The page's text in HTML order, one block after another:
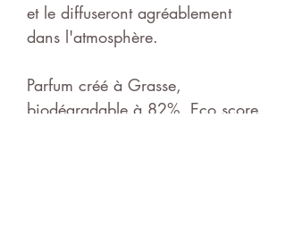
et le diffuseront agréablement
dans l'atmosphère.
Parfum créé à Grasse,
biodégradable à 82%, Eco score